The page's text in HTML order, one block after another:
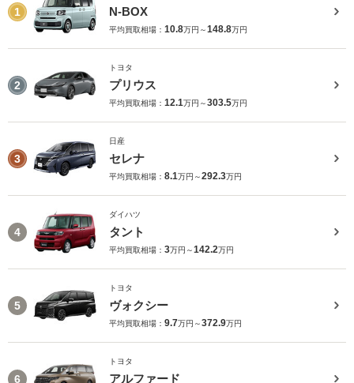
1 N-BOX
平均買取相場： 10.8万円～148.8万円
2
トヨタ
プリウス
平均買取相場： 12.1万円～303.5万円
3
日産
セレナ
平均買取相場： 8.1万円～292.3万円
4
ダイハツ
タント
平均買取相場： 3万円～142.2万円
5
トヨタ
ヴォクシー
平均買取相場： 9.7万円～372.9万円
6
トヨタ
アルファード